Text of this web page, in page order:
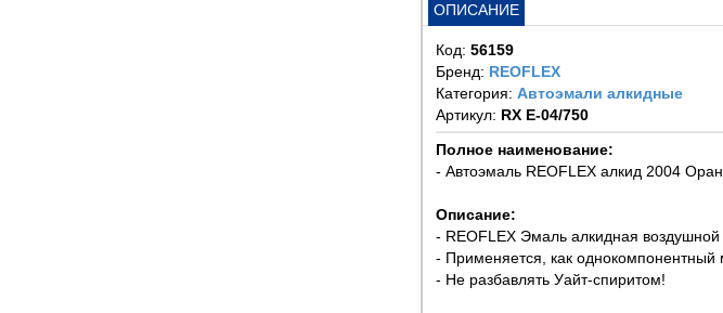
ОПИСАНИЕ
Код: 56159
Бренд: REOFLEX
Категория: Автоэмали алкидные
Артикул: RX E-04/750
Полное наименование:
- Автоэмаль REOFLEX алкид 2004
Описание:
- REOFLEX Эмаль алкидная воздушной
- Применяется, как однокомпонентный
- Не разбавлять Уайт-спиритом!